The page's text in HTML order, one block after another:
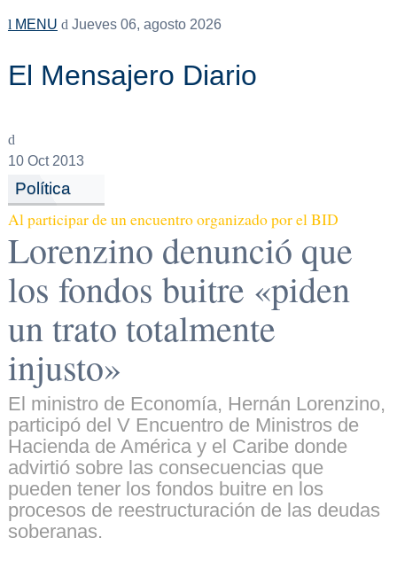
MENU Jueves 06, agosto 2026
El Mensajero Diario
10Oct 2013
Política
Al participar de un encuentro organizado por el BID
Lorenzino denunció que
los fondos buitre «piden
un trato totalmente
injusto»
El ministro de Economía, Hernán Lorenzino,
participó del V Encuentro de Ministros de
Hacienda de América y el Caribe donde
advirtió sobre las consecuencias que
pueden tener los fondos buitre en los
procesos de reestructuración de las deudas
soberanas.